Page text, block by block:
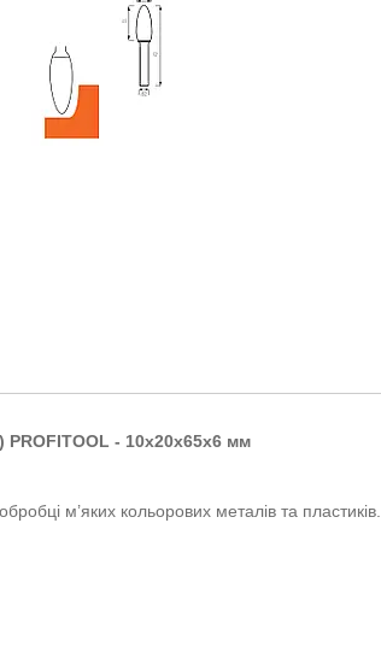
- 10х20х65x6 мм
м’яких кольорових металів та пластиків.